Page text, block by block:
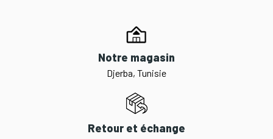
Notre magasin
Djerba, Tunisie
Retour et échange